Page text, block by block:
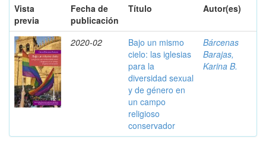
Vista
previa
Fecha de
publicación
Título Autor(es)
2020-02
Bajo un mismo
cielo: las iglesias
para la
diversidad sexual
y de género en
un campo
religioso
conservador
Bárcenas
Barajas,
Karina B.